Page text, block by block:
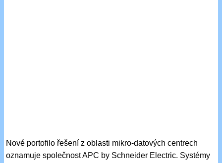
Nové portofilo řešení z oblasti mikro-datových centrech
oznamuje společnost APC by Schneider Electric. Systémy